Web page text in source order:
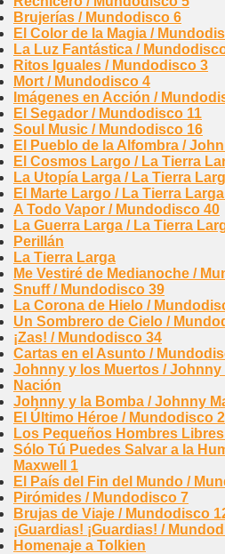
Brujerías / Mundodisco 6
El Color de la Magia /
La Luz Fantástica /
Ritos Iguales / Mundodisco 3
Mort / Mundodisco 4
Imágenes en Acción /
El Segador / Mundodisco 11
Soul Music / Mundodisco 16
El Pueblo de la Alfombra /
El Cosmos Largo / La Tierra
La Utopía Larga / La Tierra
El Marte Largo / La Tierra
A Todo Vapor / Mundodisco 40
La Guerra Larga / La Tierra
Perillán
La Tierra Larga
Me Vestiré de Medianoche /
Snuff / Mundodisco 39
La Corona de Hielo /
Un Sombrero de Cielo /
¡Zas! / Mundodisco 34
Cartas en el Asunto /
Johnny y los Muertos / Johnny
Nación
Johnny y la Bomba / Johnny
El Último Héroe / Mundodisco
Los Pequeños Hombres
Sólo Tú Puedes Salvar a la
Maxwell 1
El País del Fin del Mundo /
Pirómides / Mundodisco 7
Brujas de Viaje / Mundodisco
¡Guardias! ¡Guardias! /
Homenaje a Tolkien